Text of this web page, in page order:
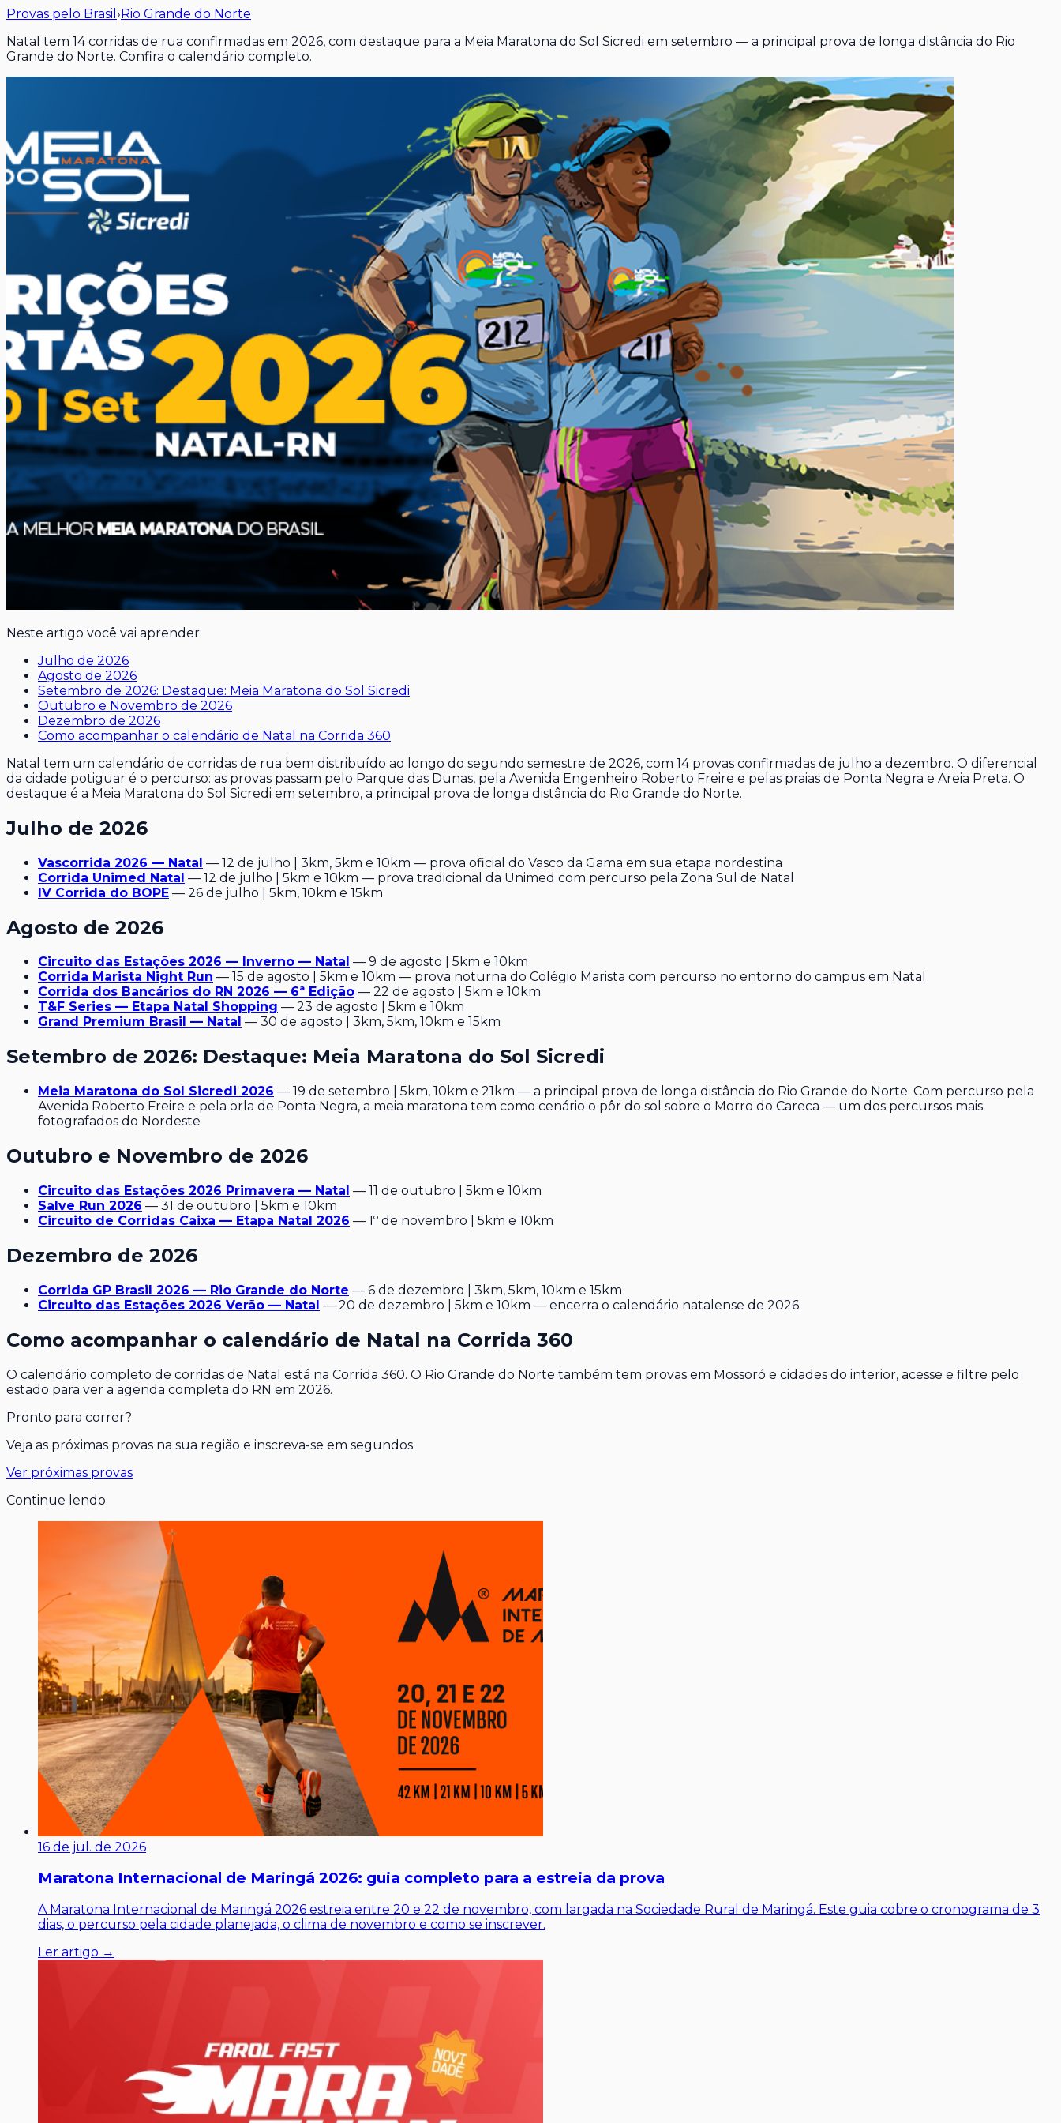
Provas pelo Brasil ›Rio Grande do Norte
Natal tem 14 corridas de rua confirmadas em 2026, com destaque para a Meia Maratona do Sol Sicredi em setembro — a principal prova de longa distância do Rio
Grande do Norte. Confira o calendário completo.
Neste artigo você vai aprender:
Julho de 2026
Agosto de 2026
Setembro de 2026: Destaque: Meia Maratona do Sol Sicredi
Outubro e Novembro de 2026
Dezembro de 2026
Como acompanhar o calendário de Natal na Corrida 360
Natal tem um calendário de corridas de rua bem distribuído ao longo do segundo semestre de 2026, com 14 provas confirmadas de julho a dezembro. O diferencial
da cidade potiguar é o percurso: as provas passam pelo Parque das Dunas, pela Avenida Engenheiro Roberto Freire e pelas praias de Ponta Negra e Areia Preta. O
destaque é a Meia Maratona do Sol Sicredi em setembro, a principal prova de longa distância do Rio Grande do Norte.
Julho de 2026
Vascorrida 2026 — Natal — 12 de julho | 3km, 5km e 10km — prova oficial do Vasco da Gama em sua etapa nordestina
Corrida Unimed Natal — 12 de julho | 5km e 10km — prova tradicional da Unimed com percurso pela Zona Sul de Natal
IV Corrida do BOPE — 26 de julho | 5km, 10km e 15km
Agosto de 2026
Circuito das Estações 2026 — Inverno — Natal — 9 de agosto | 5km e 10km
Corrida Marista Night Run — 15 de agosto | 5km e 10km — prova noturna do Colégio Marista com percurso no entorno do campus em Natal
Corrida dos Bancários do RN 2026 — 6ª Edição — 22 de agosto | 5km e 10km
T&F Series — Etapa Natal Shopping — 23 de agosto | 5km e 10km
Grand Premium Brasil — Natal — 30 de agosto | 3km, 5km, 10km e 15km
Setembro de 2026: Destaque: Meia Maratona do Sol Sicredi
Meia Maratona do Sol Sicredi 2026 — 19 de setembro | 5km, 10km e 21km — a principal prova de longa distância do Rio Grande do Norte. Com percurso pela
Avenida Roberto Freire e pela orla de Ponta Negra, a meia maratona tem como cenário o pôr do sol sobre o Morro do Careca — um dos percursos mais
fotografados do Nordeste
Outubro e Novembro de 2026
Circuito das Estações 2026 Primavera — Natal — 11 de outubro | 5km e 10km
Salve Run 2026 — 31 de outubro | 5km e 10km
Circuito de Corridas Caixa — Etapa Natal 2026 — 1º de novembro | 5km e 10km
Dezembro de 2026
Corrida GP Brasil 2026 — Rio Grande do Norte — 6 de dezembro | 3km, 5km, 10km e 15km
Circuito das Estações 2026 Verão — Natal — 20 de dezembro | 5km e 10km — encerra o calendário natalense de 2026
Como acompanhar o calendário de Natal na Corrida 360
O calendário completo de corridas de Natal está na Corrida 360. O Rio Grande do Norte também tem provas em Mossoró e cidades do interior, acesse e filtre pelo
estado para ver a agenda completa do RN em 2026.
Pronto para correr?
Veja as próximas provas na sua região e inscreva-se em segundos.
Ver próximas provas
Continue lendo
16 de jul. de 2026
Maratona Internacional de Maringá 2026: guia completo para a estreia da prova
A Maratona Internacional de Maringá 2026 estreia entre 20 e 22 de novembro, com largada na Sociedade Rural de Maringá. Este guia cobre o cronograma de 3
dias, o percurso pela cidade planejada, o clima de novembro e como se inscrever.
Ler artigo →